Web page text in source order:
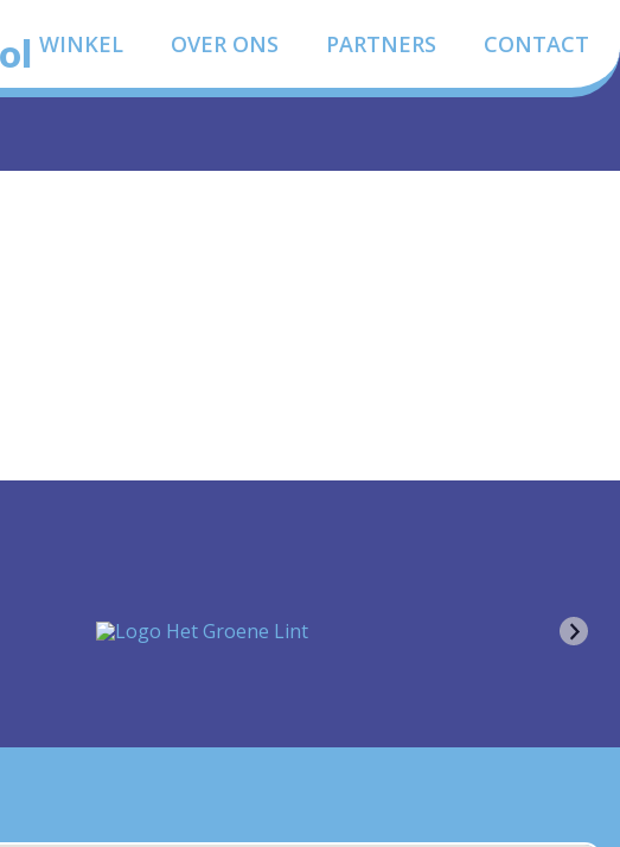
WINKEL OVER ONS PARTNERS CONTACT